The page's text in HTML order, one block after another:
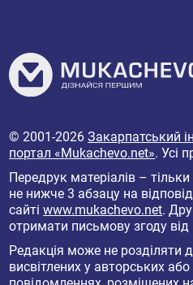
© 2001-2026Закарпатський
портал «Mukachevo.net». Усі
Передрук матеріалів –
не нижче 3 абзацу на
сайтіwww.mukachevo.net.
отримати письмову згоду від
Редакція може не розділяти
висвітлених у авторських